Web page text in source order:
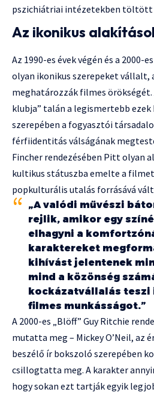
pszichiátriai intézetekben
Az ikonikus
Az 1990-es évek végén és a 2000-
olyan ikonikus szerepeket vállalt,
meghatározzák filmes örökségét.
klubja” talán a legismertebb ezek
szerepében a fogyasztói
férfiidentitás válságának
Fincher rendezésében Pitt olyan
kultikus státuszba emelte a
popkulturális utalás forrásává
„A valódi művészi
rejlik, amikor egy
elhagyni a
karaktereket
kihívást jelentenek
mind a közönség
kockázatvállalás teszi
filmes munkásságot.”
A 2000-es „Blöff” Guy Ritchie
mutatta meg – Mickey O’Neil, az
beszélő ír bokszoló szerepében
csillogtatta meg. A karakter
hogy sokan ezt tartják egyik